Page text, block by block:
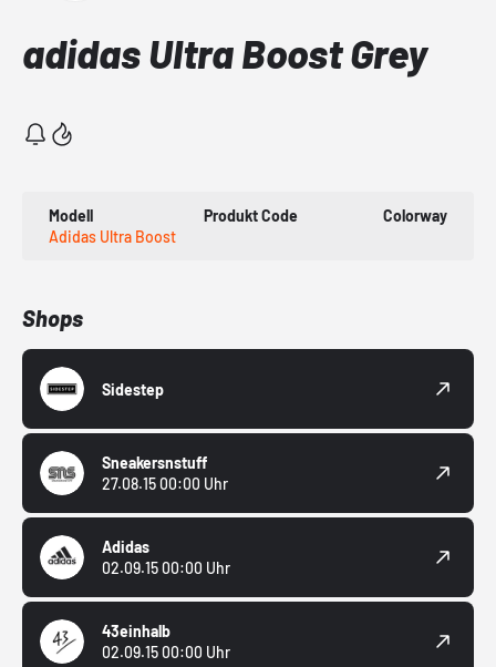
adidas Ultra Boost Grey
Modell
Adidas Ultra Boost
Produkt Code Colorway
Shops
Sidestep
Sneakersnstuff
27.08.15 00:00 Uhr
Adidas
02.09.15 00:00 Uhr
43einhalb
02.09.15 00:00 Uhr